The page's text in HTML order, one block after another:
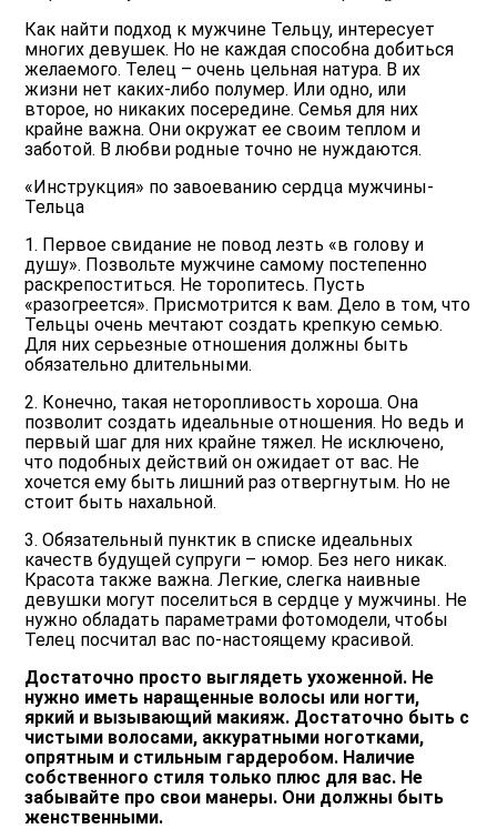
Как найти подход к мужчине Тельцу, интересует
многих девушек. Но не каждая способна добиться
желаемого. Телец – очень цельная натура. В их
жизни нет каких-либо полумер. Или одно, или
второе, но никаких посередине. Семья для них
крайне важна. Они окружат ее своим теплом и
заботой. В любви родные точно не нуждаются.
«Инструкция» по завоеванию сердца мужчины-
Тельца
1. Первое свидание не повод лезть «в голову и
душу». Позвольте мужчине самому постепенно
раскрепоститься. Не торопитесь. Пусть
«разогреется». Присмотрится к вам. Дело в том, что
Тельцы очень мечтают создать крепкую семью.
Для них серьезные отношения должны быть
обязательно длительными.
2. Конечно, такая неторопливость хороша. Она
позволит создать идеальные отношения. Но ведь и
первый шаг для них крайне тяжел. Не исключено,
что подобных действий он ожидает от вас. Не
хочется ему быть лишний раз отвергнутым. Но не
стоит быть нахальной.
3. Обязательный пунктик в списке идеальных
качеств будущей супруги – юмор. Без него никак.
Красота также важна. Легкие, слегка наивные
девушки могут поселиться в сердце у мужчины. Не
нужно обладать параметрами фотомодели, чтобы
Телец посчитал вас по-настоящему красивой.
Достаточно просто выглядеть ухоженной. Не
нужно иметь наращенные волосы или ногти,
яркий и вызывающий макияж. Достаточно быть с
чистыми волосами, аккуратными ноготками,
опрятным и стильным гардеробом. Наличие
собственного стиля только плюс для вас. Не
забывайте про свои манеры. Они должны быть
женственными.